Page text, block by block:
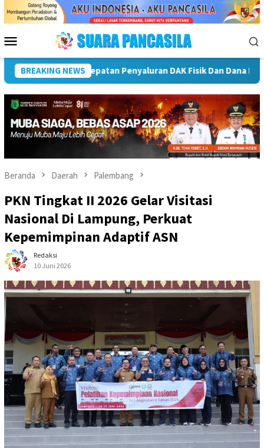
Menu
Mobile
BREAKING NEWS
Plt Bupati Rejang Lebong Terima Audiensi Rumah
Beranda Daerah Palembang
PKN Tingkat II 2026 Gelar Visitasi
Nasional Di Lampung, Perkuat
Kepemimpinan Adaptif ASN
Redaksi
10 Juni 2026